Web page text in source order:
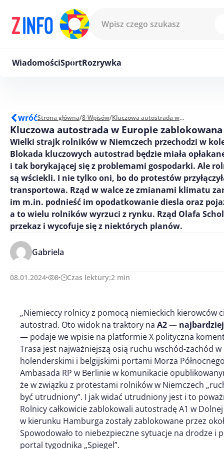
WiadomościSportRozrywka
wróćStrona główna/8-Wpisów/ Kluczowa autostrada w Europie zablokowana
Kluczowa autostrada w Europie zablokowana
Wielki strajk rolników w Niemczech przechodzi w
Blokada kluczowych autostrad będzie miała
i tak borykającej się z problemami gospodarki. Ale
są wściekli. I nie tylko oni, bo do protestów
transportowa. Rząd w walce ze zmianami klimatu
im m.in. podnieść im opodatkowanie diesla oraz
a to wielu rolników wyrzuci z rynku. Rząd Olafa
przekaz i wycofuje się z niektórych planów.
Gabriela
08.01.2024 8 Czas lektury:2 min
„Niemieccy rolnicy z pomocą niemieckich kierowców
autostrad. Oto widok na traktory na A2 —
— podaje we wpisie na platformie X polityczna
Trasa jest najważniejszą osią ruchu wschód-zachód
holenderskimi i belgijskimi portami Morza
Ambasada RP w Berlinie w komunikacie
że w związku z protestami rolników w Niemczech
być utrudniony”. I jak widać utrudniony jest i to
Rolnicy całkowicie zablokowali autostradę A1 w
w kierunku Hamburga zostały zablokowane przez
Spowodowało to niebezpieczne sytuacje na drodze i
portal tygodnika „Spiegel”.